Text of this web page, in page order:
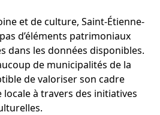
et de culture, Saint-Étienne-
d’éléments patrimoniaux
dans les données disponibles.
de municipalités de la
de valoriser son cadre
à travers des initiatives